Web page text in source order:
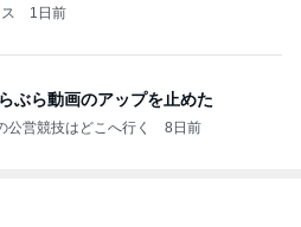
1日前
ぶら動画のアップを止めた
公営競技はどこへ行く 8日前